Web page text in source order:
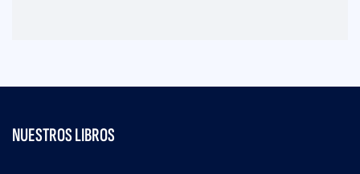
NUESTROS LIBROS